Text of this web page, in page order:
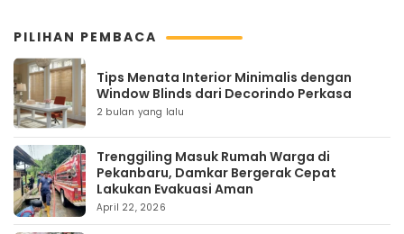
PILIHAN PEMBACA
Tips Menata Interior Minimalis dengan
Window Blinds dari Decorindo Perkasa
2 bulan yang lalu
Trenggiling Masuk Rumah Warga di
Pekanbaru, Damkar Bergerak Cepat
Lakukan Evakuasi Aman
April 22, 2026